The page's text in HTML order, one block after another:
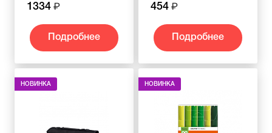
1334
Подробнее
454
Подробнее
НОВИНКА НОВИНКА